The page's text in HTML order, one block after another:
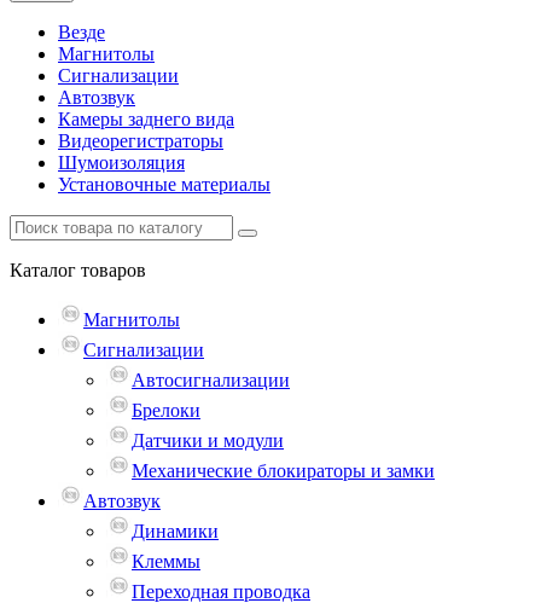
Везде
Магнитолы
Сигнализации
Автозвук
Камеры заднего вида
Видеорегистраторы
Шумоизоляция
Установочные материалы
Каталог товаров
Магнитолы
Сигнализации
Автосигнализации
Брелоки
Датчики и модули
Механические блокираторы и замки
Автозвук
Динамики
Клеммы
Переходная проводка